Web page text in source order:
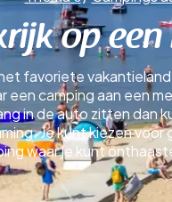
op
favoriete
camping aan een
in de auto zitten dan
Je kunt kiezen
waar je kunt